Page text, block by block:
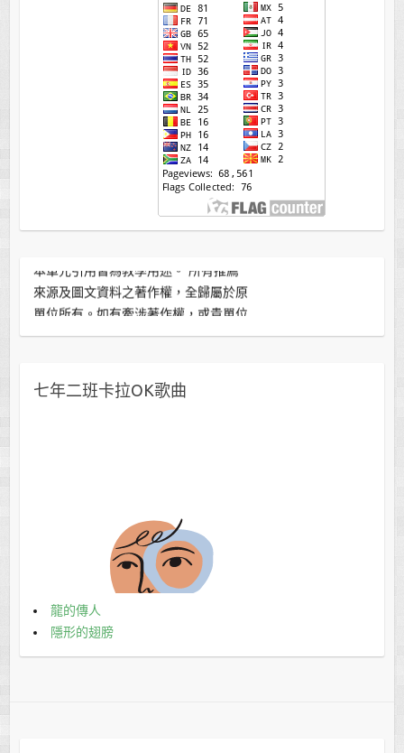
來源及圖文資料之著作權，全歸屬於原
單位所有。如有牽涉著作權，或貴單位
七年二班卡拉OK歌曲
龍的傳人
隱形的翅膀